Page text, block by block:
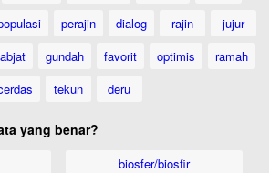
perajin dialog rajin
jujur
gundah favorit optimis
ramah
tekun deru
yang benar?
biosfer/biosfir